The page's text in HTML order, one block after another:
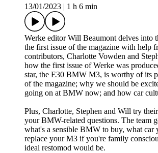
13/01/2023
1 h 6 min
Werke editor Will Beaumont delves into
the first issue of the magazine with help
contributors, Charlotte Vowden and
how the first issue of Werke was
star, the E30 BMW M3, is worthy of its
of the magazine; why we should be
going on at BMW now; and how car
Plus, Charlotte, Stephen and Will try
your BMW-related questions. The team
what's a sensible BMW to buy, what car
replace your M3 if you're family
ideal restomod would be.